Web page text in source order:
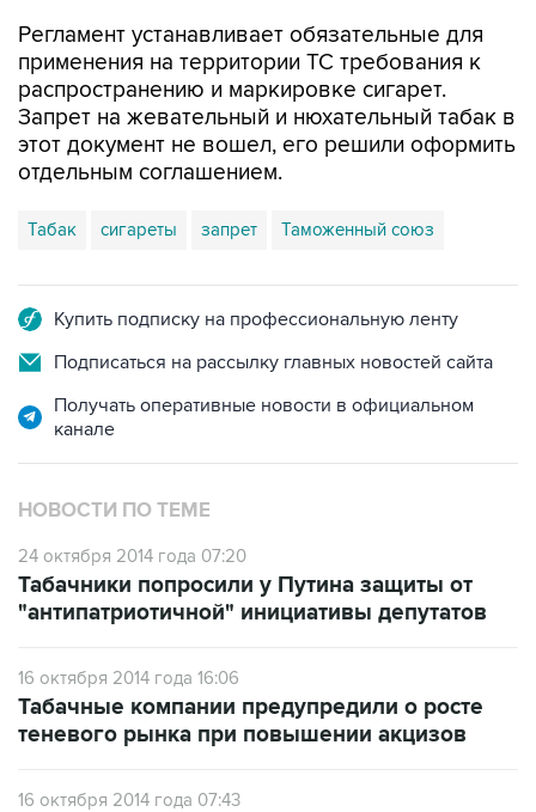
Регламент устанавливает обязательные для
применения на территории ТС требования к
распространению и маркировке сигарет.
Запрет на жевательный и нюхательный табак в
этот документ не вошел, его решили оформить
отдельным соглашением.
Табак сигареты запрет Таможенный союз
Купить подписку на профессиональную ленту
Подписаться на рассылку главных новостей сайта
Получать оперативные новости в официальном
канале
НОВОСТИ ПО ТЕМЕ
24 октября 2014 года 07:20
Табачники попросили у Путина защиты от
"антипатриотичной" инициативы депутатов
16 октября 2014 года 16:06
Табачные компании предупредили о росте
теневого рынка при повышении акцизов
16 октября 2014 года 07:43